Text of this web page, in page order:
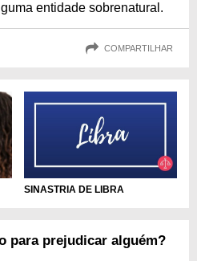
entidade sobrenatural.
COMPARTILHAR
SINASTRIA DE LIBRA
para prejudicar alguém?